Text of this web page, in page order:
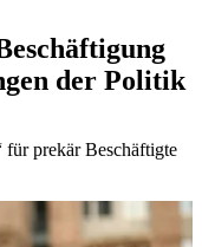
der Politik
für prekär Beschäftigte